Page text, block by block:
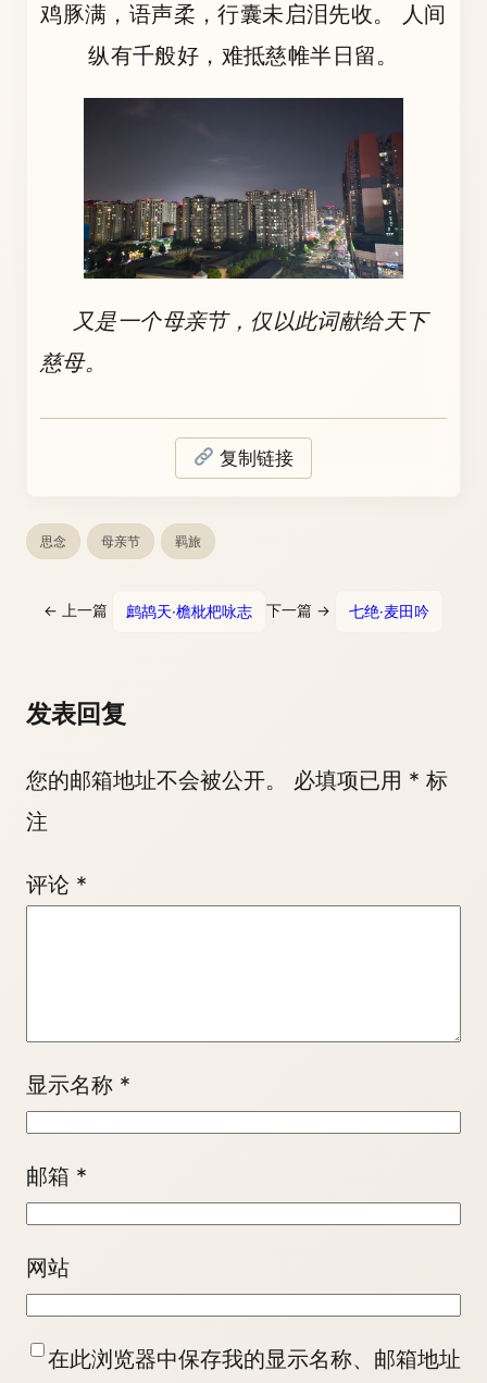
鸡豚满，语声柔，行囊未启泪先收。 人间
纵有千般好，难抵慈帷半日留。
又是一个母亲节，仅以此词献给天下
慈母。
复制链接
思念 母亲节 羁旅
← 上一篇 鹧鸪天·檐枇杷咏志 下一篇 → 七绝·麦田吟
发表回复
您的邮箱地址不会被公开。 必填项已用 * 标
注
评论 *
显示名称 *
邮箱 *
网站
在此浏览器中保存我的显示名称、邮箱地址